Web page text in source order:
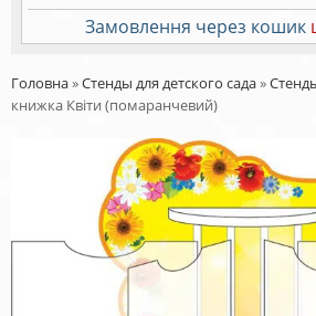
Замовлення через кошик
Головна»Стенды для детского сада»
книжка Квіти (помаранчевий)